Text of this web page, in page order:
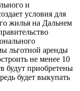
и
условия для
жилья на Дальнем
льготной аренды
не менее 10
будут приобретены
будет выкупать